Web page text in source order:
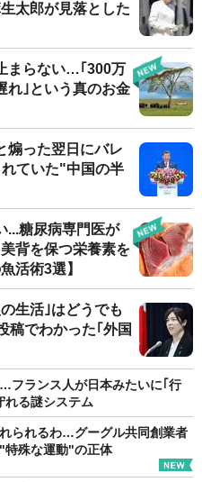
太郎が見落とした
まらない…｢300万
れ｣という真のお金
煽った翌日にバレ
ていた"中国の半
...糖尿病専門医が
背を保つ栄養素を
活術3選】
生活｣はどうでも
稿でわかった｢外国
フランス人が日本みたいに｢行
れる謎システム
られるわ…グーグル共同創業者
特殊な運動"の正体